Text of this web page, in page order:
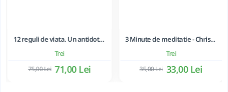
Trei
12 reguli de viata. Un antidot la haosul din jurul nostru - Jordan B. Peterson
71,00 Lei
75,00 Lei
Trei
3 Minute de meditatie - Christophe André
33,00 Lei
35,00 Lei